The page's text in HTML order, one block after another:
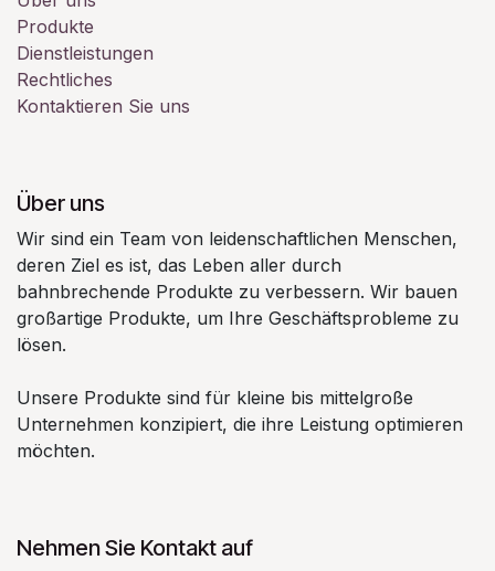
Produkte
Dienstleistungen
Rechtliches
Kontaktieren Sie uns
Über uns
Wir sind ein Team von leidenschaftlichen Menschen,
deren Ziel es ist, das Leben aller durch
bahnbrechende Produkte zu verbessern. Wir bauen
großartige Produkte, um Ihre Geschäftsprobleme zu
lösen.
Unsere Produkte sind für kleine bis mittelgroße
Unternehmen konzipiert, die ihre Leistung optimieren
möchten.
Nehmen Sie Kontakt auf